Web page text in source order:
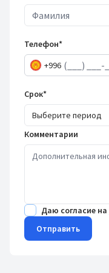
Телефон*
+996
Срок*
Выберите период
Комментарии
Даю согласие на
Отправить